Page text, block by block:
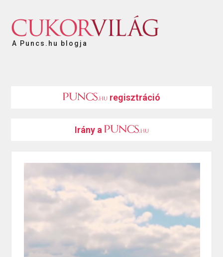
A Puncs.hu blogja
regisztráció
Irány a